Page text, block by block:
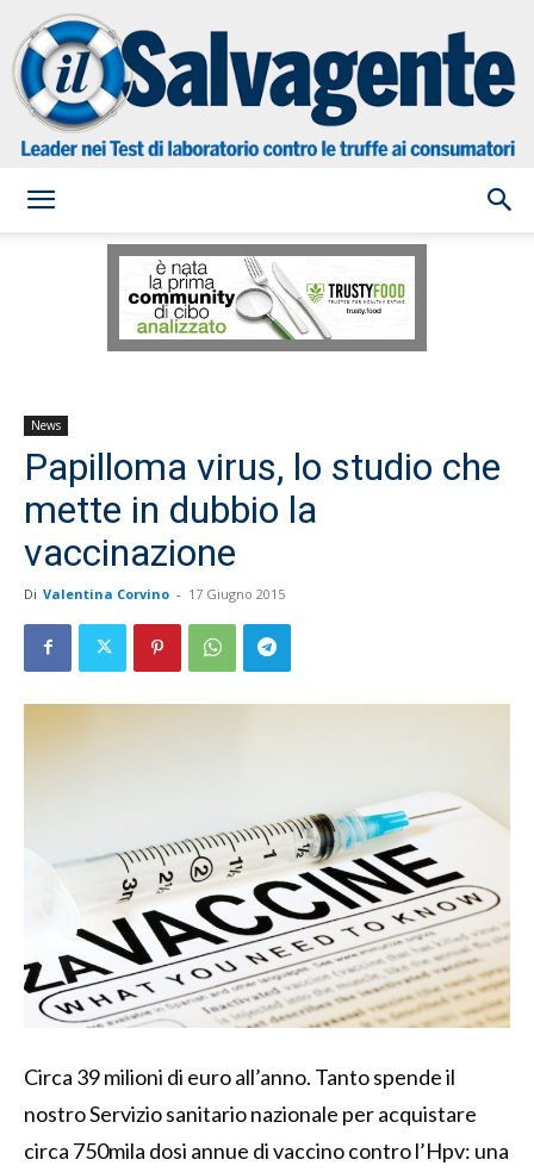
Salvagente
News
Papilloma virus, lo studio che
mette in dubbio la
vaccinazione
Di Valentina Corvino - 17 Giugno 2015
Circa 39 milioni di euro all’anno. Tanto spende il
nostro Servizio sanitario nazionale per acquistare
circa 750mila dosi annue di vaccino contro l’Hpv: una